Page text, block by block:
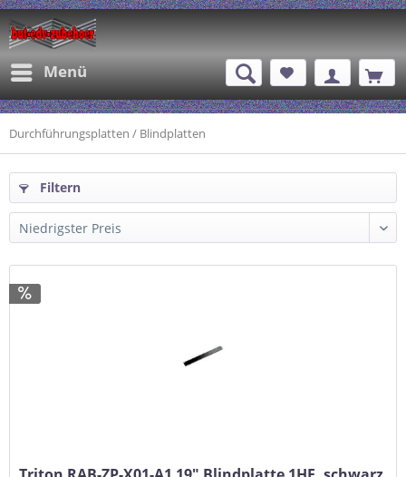
Menü
Durchführungsplatten / Blindplatten
Filtern